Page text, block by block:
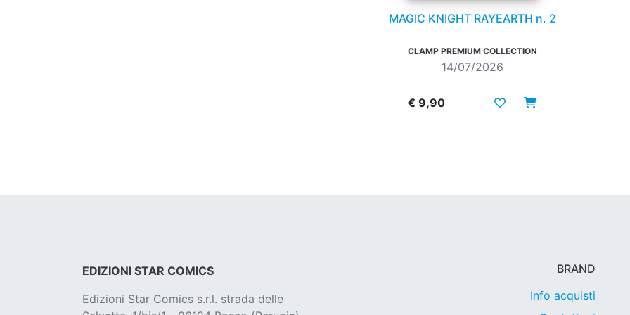
MAGIC KNIGHT RAYEARTH n. 2
CLAMP PREMIUM COLLECTION
14/07/2026
€ 9,90
EDIZIONI STAR COMICS
Edizioni Star Comics s.r.l. strada delle
BRAND
Info acquisti